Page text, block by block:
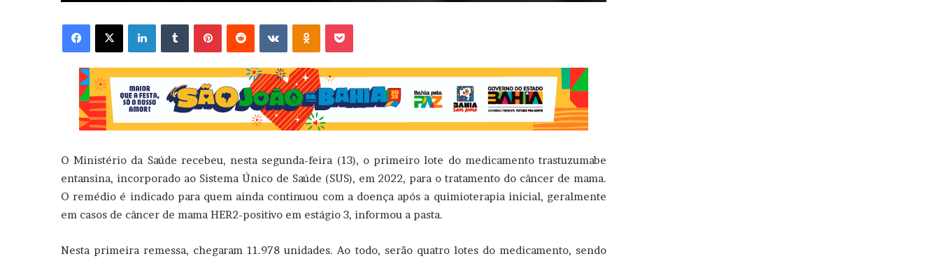
Facebook X Linkedin VK OK
O Ministério da Saúde recebeu, nesta segunda-feira (13), o primeiro lote do medicamento trastuzumabe
entansina, incorporado ao Sistema Único de Saúde (SUS), em 2022, para o tratamento do câncer de mama.
O remédio é indicado para quem ainda continuou com a doença após a quimioterapia inicial, geralmente
em casos de câncer de mama HER2-positivo em estágio 3, informou a pasta.
Nesta primeira remessa, chegaram 11.978 unidades. Ao todo, serão quatro lotes do medicamento, sendo